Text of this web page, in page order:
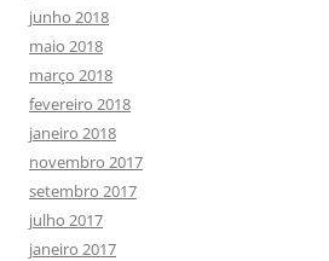
junho 2018
maio 2018
março 2018
fevereiro 2018
janeiro 2018
novembro 2017
setembro 2017
julho 2017
janeiro 2017